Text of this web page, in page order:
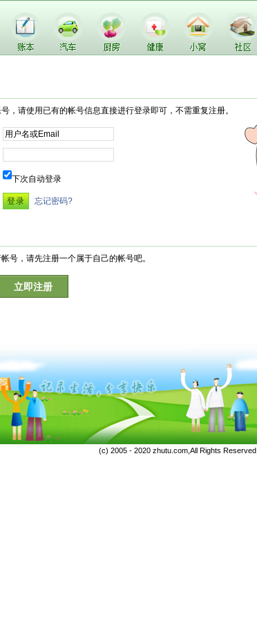
，请使用已有的帐号信息直接进行登录即可，不需重复注册。
下次自动登录
忘记密码?
号，请先注册一个属于自己的帐号吧。
立即注册
(c) 2005 - 2020 zhutu.com,All Rights Reserved